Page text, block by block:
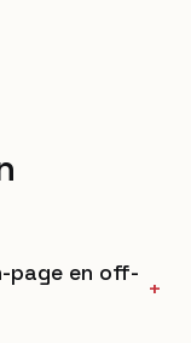
page en off-
+